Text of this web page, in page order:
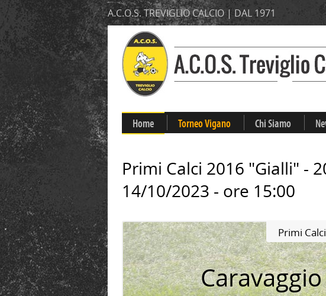
A.C.O.S. TREVIGLIO CALCIO | DAL 1971
Home Torneo Vigano Chi Siamo
Primi Calci 2016 "Gialli" -
14/10/2023 - ore 15:00
Primi
Caravaggio